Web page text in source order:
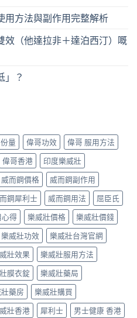
用方法與副作用完整解析
效（他達拉非＋達泊西汀）嘅
」？
量 偉哥功效
偉哥 服用方法
偉哥香港
印度樂威壯
威而鋼價格
威而鋼副作用
鋼犀利士 威而鋼用法
屈臣氏
心得 樂威壯價格
樂威壯價錢
樂威壯功效
樂威壯台灣官網
壯效果
樂威壯服用方法
膜衣錠
樂威壯藥局
藥房
樂威壯購買
壯香港 犀利士 男士健康 香港